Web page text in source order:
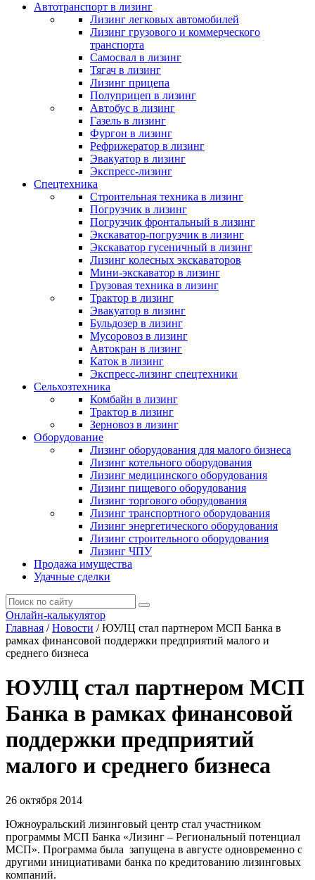
Автотранспорт в лизинг
Лизинг легковых автомобилей
Лизинг грузового и коммерческого
транспорта
Самосвал в лизинг
Тягач в лизинг
Лизинг прицепа
Полуприцеп в лизинг
Автобус в лизинг
Газель в лизинг
Фургон в лизинг
Рефрижератор в лизинг
Эвакуатор в лизинг
Экспресс-лизинг
Спецтехника
Строительная техника в лизинг
Погрузчик в лизинг
Погрузчик фронтальный в лизинг
Экскаватор-погрузчик в лизинг
Экскаватор гусеничный в лизинг
Лизинг колесных экскаваторов
Мини-экскаватор в лизинг
Грузовая техника в лизинг
Трактор в лизинг
Эвакуатор в лизинг
Бульдозер в лизинг
Мусоровоз в лизинг
Автокран в лизинг
Каток в лизинг
Экспресс-лизинг спецтехники
Сельхозтехника
Комбайн в лизинг
Трактор в лизинг
Зерновоз в лизинг
Оборудование
Лизинг оборудования для малого бизнеса
Лизинг котельного оборудования
Лизинг медицинского оборудования
Лизинг пищевого оборудования
Лизинг торгового оборудования
Лизинг транспортного оборудования
Лизинг энергетического оборудования
Лизинг строительного оборудования
Лизинг ЧПУ
Продажа имущества
Удачные сделки
Онлайн-калькулятор
Главная / Новости / ЮУЛЦ стал партнером МСП Банка в
рамках финансовой поддержки предприятий малого и
среднего бизнеса
ЮУЛЦ стал партнером МСП
Банка в рамках финансовой
поддержки предприятий
малого и среднего бизнеса
26 октября 2014
Южноуральский лизинговый центр стал участником
программы МСП Банка «Лизинг – Региональный потенциал
МСП». Программа была запущена в августе одновременно с
другими инициативами банка по кредитованию лизинговых
компаний.